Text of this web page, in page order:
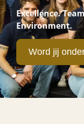
Excellence.
Environment.
Word jij